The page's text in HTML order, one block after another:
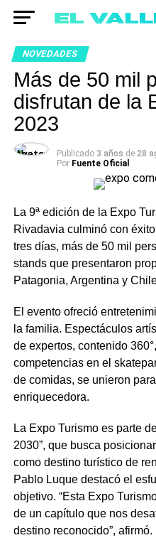
NOVEDADES
Más de 50 mil
disfrutan de la
2023
Publicado 3 años de 28
Por Fuente Oficial
La 9ª edición de la Expo
Rivadavia culminó con
tres días, más de 50 mil
stands que presentaron
Patagonia, Argentina y
El evento ofreció
la familia. Espectáculos
de expertos, contenido
competencias en el
de comidas, se unieron
enriquecedora.
La Expo Turismo es parte
2030”, que busca
como destino turístico de
Pablo Luque destacó el
objetivo. “Esta Expo
de un capítulo que nos
destino reconocido”, afirmó.